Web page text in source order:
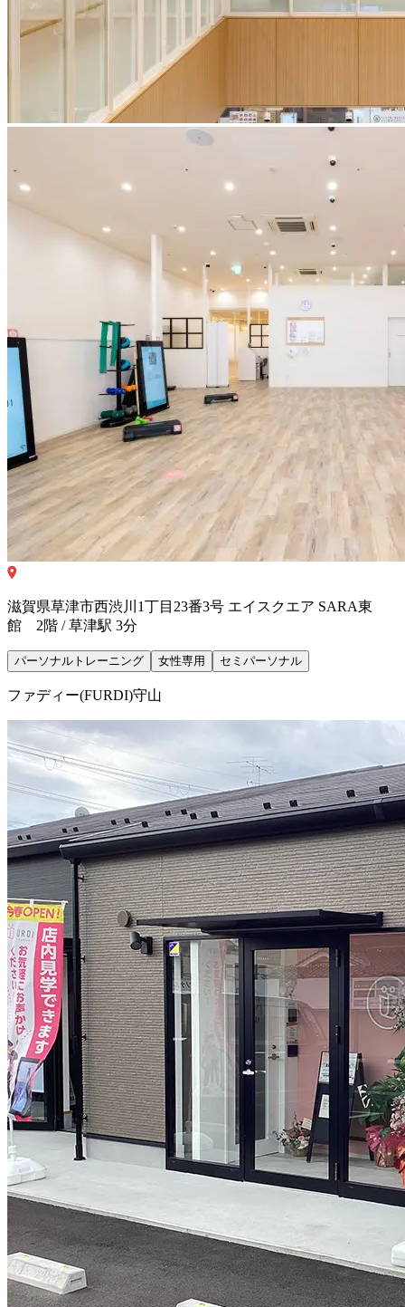
滋賀県草津市西渋川1丁目23番3号 エイスクエア SARA東
館 2階 / 草津駅 3分
パーソナルトレーニング 女性専用 セミパーソナル
ファディー(FURDI)守山